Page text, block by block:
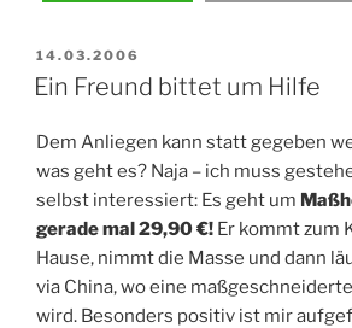
VERÖFFENTLICHT
AM
14.03.2006
Ein Freund bittet um Hilfe
Dem Anliegen kann statt gegeben
was geht es? Naja – ich muss
selbst interessiert: Es geht um
gerade mal 29,90 €! Er kommt zum
Hause, nimmt die Masse und dann
via China, wo eine
wird. Besonders positiv ist mir